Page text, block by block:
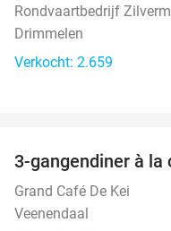
Rondvaartbedrijf
Drimmelen
Verkocht: 2.659
3-gangendiner à la
Grand Café De Kei
Veenendaal